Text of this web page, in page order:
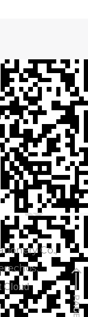
/
Co.,
Cloud